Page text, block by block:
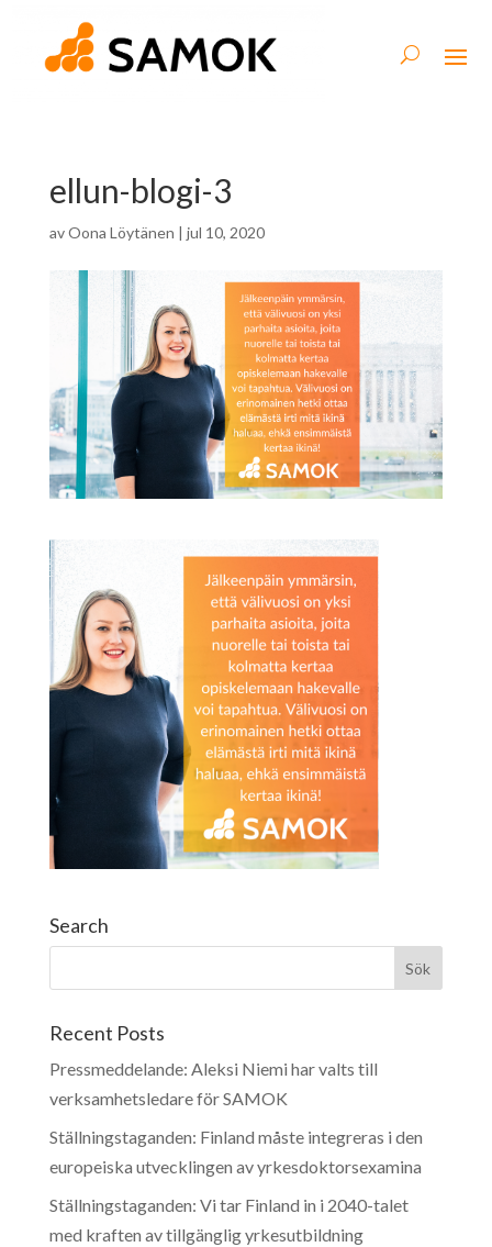
ellun-blogi-3
avOona Löytänen | jul 10, 2020
Search
Recent Posts
Pressmeddelande: Aleksi Niemi har valts till
verksamhetsledare för SAMOK
Ställningstaganden: Finland måste integreras i den
europeiska utvecklingen av yrkesdoktorsexamina
Ställningstaganden: Vi tar Finland in i 2040-talet
med kraften av tillgänglig yrkesutbildning